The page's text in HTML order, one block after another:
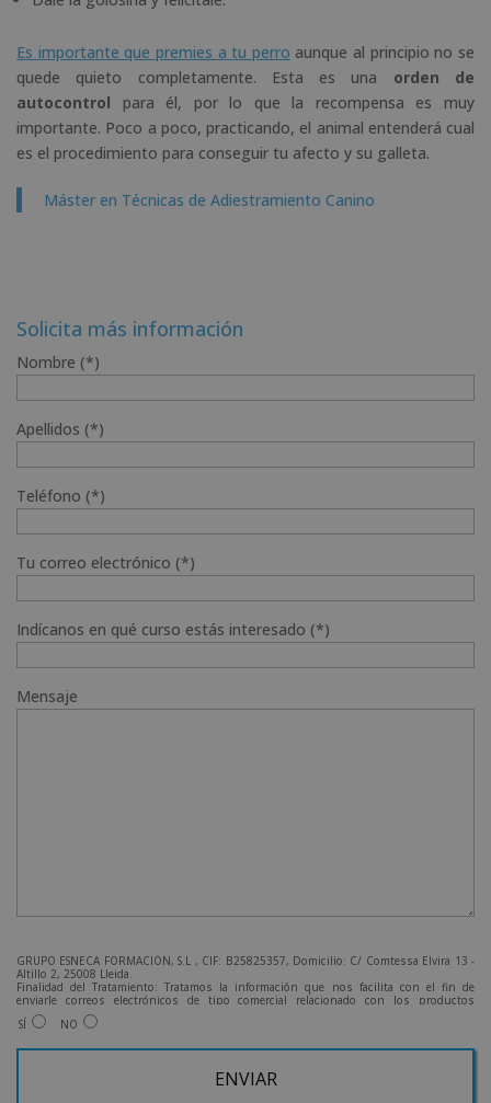
Es importante que premies a tu perro aunque al principio no se
quede quieto completamente. Esta es una orden de
autocontrol para él, por lo que la recompensa es muy
importante. Poco a poco, practicando, el animal entenderá cual
es el procedimiento para conseguir tu afecto y su galleta.
Máster en Técnicas de Adiestramiento Canino
Solicita más información
Nombre (*)
Apellidos (*)
Teléfono (*)
Tu correo electrónico (*)
Indícanos en qué curso estás interesado (*)
Mensaje
GRUPO ESNECA FORMACIÓN, S.L , CIF: B25825357, Domicilio: C/ Comtessa Elvira 13 -
Altillo 2, 25008 Lleida.
Finalidad del Tratamiento: Tratamos la información que nos facilita con el fin de
enviarle correos electrónicos de tipo comercial relacionado con los productos
ofrecidos y otros tipo de productos que fueran de su interés.
Legitimación del tratamiento: Consentimiento del interesado.
a la dirección admin@grupoesneca.com.
Desea recibir información comercial (vía telefónica y/o email):
SÍ NO